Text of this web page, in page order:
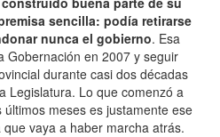
sencilla: podía retirarse
nunca el gobierno. Esa
Gobernación en 2007 y seguir
durante casi dos décadas
Legislatura. Lo que comenzó a
meses es justamente ese
vaya a haber marcha atrás.